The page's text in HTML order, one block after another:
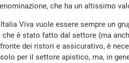
che ha un altissimo
Viva vuole essere sempre un
è stato fatto dal settore (ma
dei ristori e assicurativo, è
per il settore apistico, ma, in